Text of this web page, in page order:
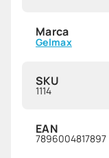
Marca
Gelmax
SKU
1114
EAN
7896004817897